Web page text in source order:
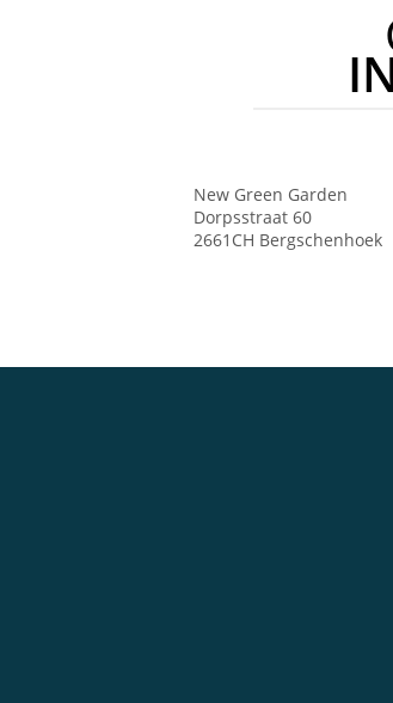
New Green Garden
Dorpsstraat 60
2661CH Bergschenhoek